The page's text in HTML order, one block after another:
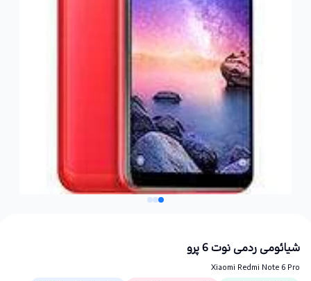
شیائومی ردمی نوت 6 پرو
Xiaomi Redmi Note 6 Pro